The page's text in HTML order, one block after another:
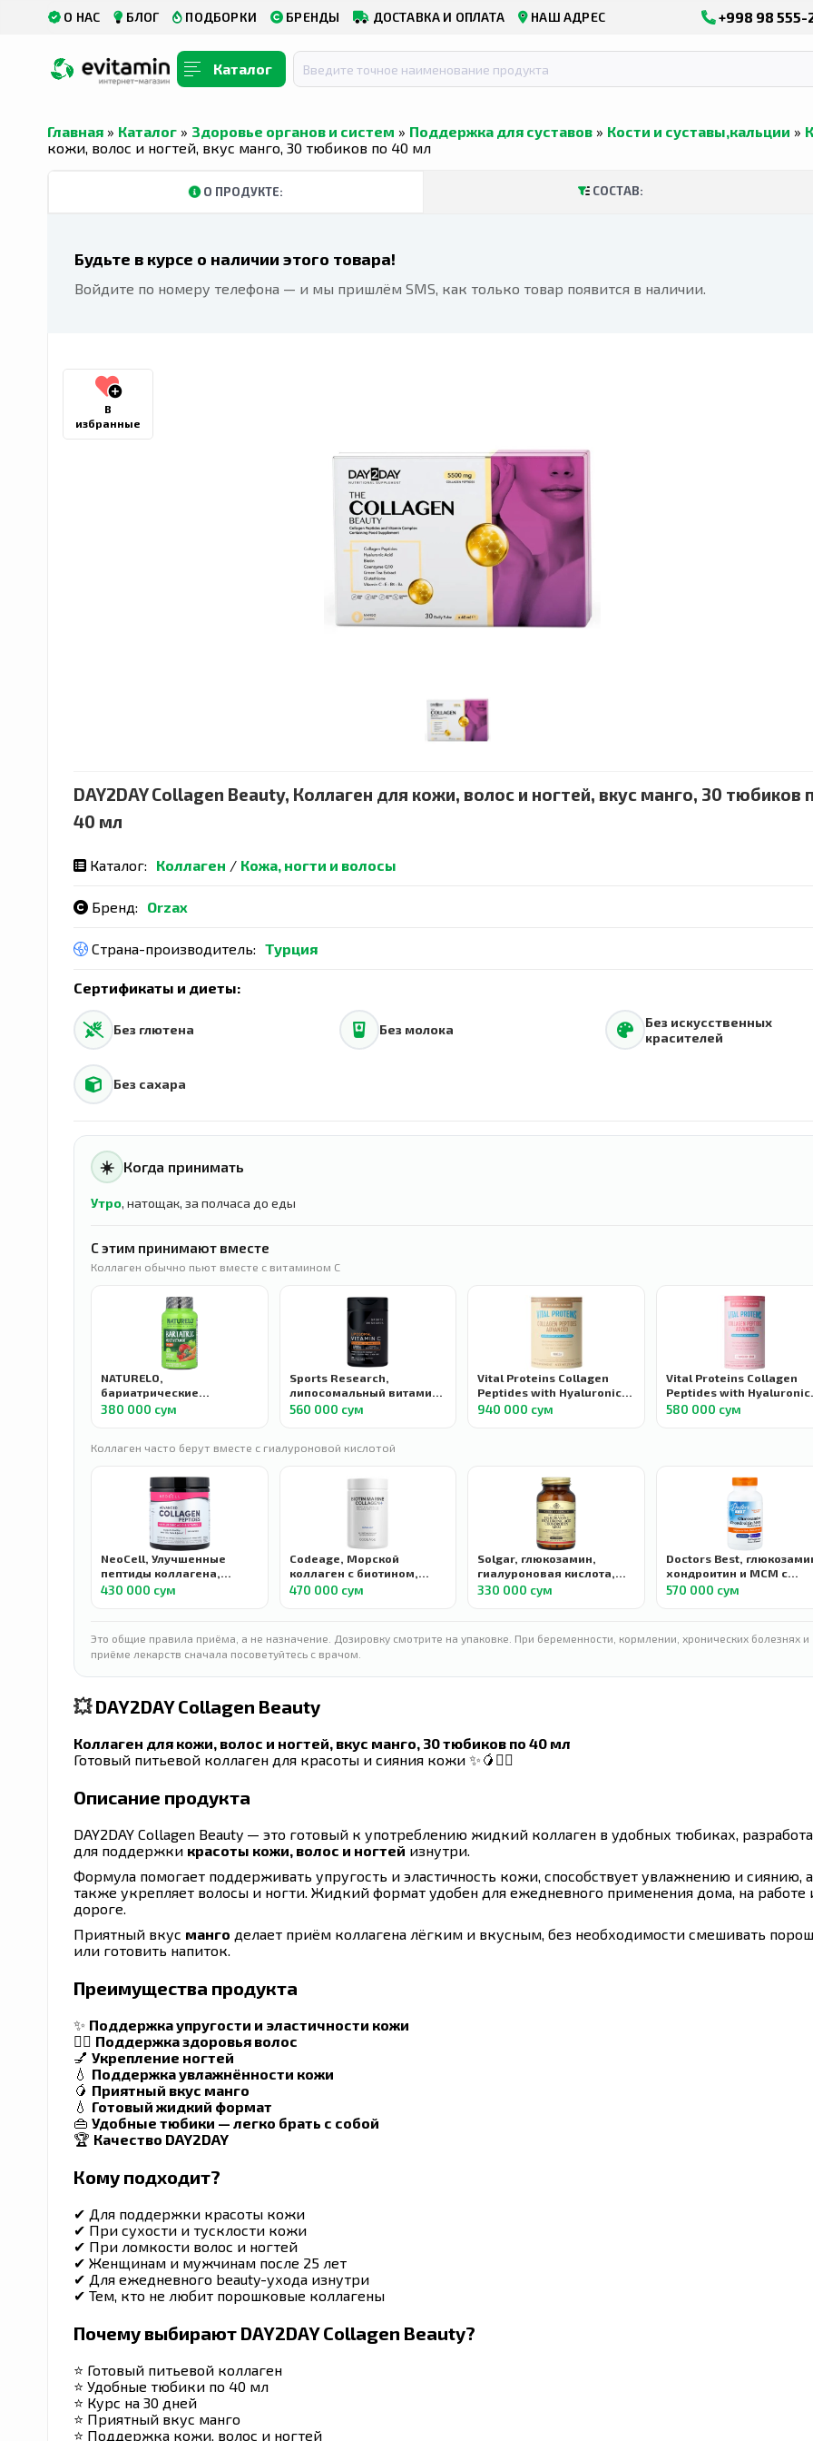
О НАС БЛОГ ПОДБОРКИ БРЕНДЫ ДОСТАВКА И ОПЛАТА НАШ АДРЕС +998 98 555-
Каталог
Главная » Каталог » Здоровье органов и систем » Поддержка для суставов » Кости и суставы,кальции »
кожи, волос и ногтей, вкус манго, 30 тюбиков по 40 мл
О ПРОДУКТЕ: СОСТАВ:
Будьте в курсе о наличии этого товара!
Войдите по номеру телефона — и мы пришлём SMS, как только товар появится в наличии.
В
избранные
DAY2DAY Collagen Beauty, Коллаген для кожи, волос и ногтей, вкус манго, 30 тюбиков
40 мл
Каталог: Коллаген / Кожа, ногти и волосы
Бренд: Orzax
Страна-производитель: Турция
Сертификаты и диеты:
Без глютена Без молока
Без искусственных
красителей
Без сахара
☀️ Когда принимать
Утро, натощак, за полчаса до еды
С этим принимают вместе
Коллаген обычно пьют вместе с витамином C
NATURELO,
бариатрические
мультивитамины с
железом, 60
380 000 сум
Sports Research,
липосомальный витамин
C, 1000 мг 180
растительных капсул
560 000 сум
Vital Proteins Collagen
Peptides with Hyaluronic
Acid and Vitamin C,
Пептиды коллагена с
940 000 сум
Vital Proteins Collagen
Peptides with Hyaluronic
Acid and Vitamin C,
Пептиды коллагена с
580 000 сум
Коллаген часто берут вместе с гиалуроновой кислотой
NeoCell, Улучшенные
пептиды коллагена,
гиалуроновая кислота и
витамин C, с нейтральным
430 000 сум
Codeage, Морской
коллаген с биотином,
гиалуроновая кислота,
120 капсул
470 000 сум
Solgar, глюкозамин,
гиалуроновая кислота,
хондроитин и МСМ,
Glucosamine Hyaluronic
330 000 сум
Doctors Best,
хондроитин и МСМ с
гиалуроновой кислотой,
Glucosamine Chondroitin
570 000 сум
Это общие правила приёма, а не назначение. Дозировку смотрите на упаковке. При беременности, кормлении, хронических болезнях и
приёме лекарств сначала посоветуйтесь с врачом.
💥DAY2DAY Collagen Beauty
Коллаген для кожи, волос и ногтей, вкус манго, 30 тюбиков по 40 мл
Готовый питьевой коллаген для красоты и сияния кожи ✨🥭💆‍♀️
Описание продукта
DAY2DAY Collagen Beauty — это готовый к употреблению жидкий коллаген в удобных тюбиках,
для поддержки красоты кожи, волос и ногтей изнутри.
Формула помогает поддерживать упругость и эластичность кожи, способствует увлажнению и сиянию, а
также укрепляет волосы и ногти. Жидкий формат удобен для ежедневного применения дома, на работе
дороге.
Приятный вкус манго делает приём коллагена лёгким и вкусным, без необходимости смешивать
или готовить напиток.
Преимущества продукта
✨ Поддержка упругости и эластичности кожи
💇‍♀️ Поддержка здоровья волос
💅 Укрепление ногтей
💧 Поддержка увлажнённости кожи
🥭 Приятный вкус манго
💧 Готовый жидкий формат
👜 Удобные тюбики — легко брать с собой
🏆 Качество DAY2DAY
Кому подходит?
✔ Для поддержки красоты кожи
✔ При сухости и тусклости кожи
✔ При ломкости волос и ногтей
✔ Женщинам и мужчинам после 25 лет
✔ Для ежедневного beauty-ухода изнутри
✔ Тем, кто не любит порошковые коллагены
Почему выбирают DAY2DAY Collagen Beauty?
⭐ Готовый питьевой коллаген
⭐ Удобные тюбики по 40 мл
⭐ Курс на 30 дней
⭐ Приятный вкус манго
⭐ Поддержка кожи, волос и ногтей